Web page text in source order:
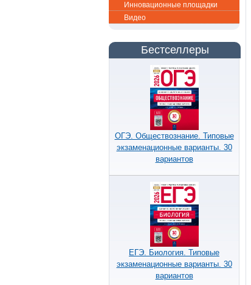
Инновационные площадки
Видео
Бестселлеры
ОГЭ. Обществознание. Типовые
экзаменационные варианты. 30
вариантов
ЕГЭ. Биология. Типовые
экзаменационные варианты. 30
вариантов